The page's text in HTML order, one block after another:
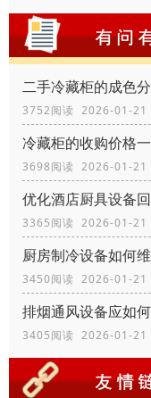
二手冷藏柜的成色
3752阅读 2026-01-21
3698阅读 2026-01-21
优化酒店厨具设备
3365阅读 2026-01-21
厨房制冷设备如何
3450阅读 2026-01-21
排烟通风设备应如
3405阅读 2026-01-21